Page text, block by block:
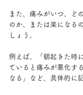
また、痛みがいつ、ど
のか、または楽になる
しょう。
例えば、「朝起きた時
ていると痛みが悪化す
なる」など、具体的に